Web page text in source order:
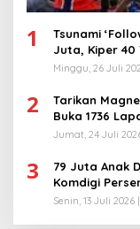
1
Tsunami
Juta, Kiper 40
Minggu, 26 Juli
2
Tarikan
Buka 1736
Jumat, 24 Juli 2026
3
79 Juta Anak
Komdigi
Senin, 13 Juli 2026